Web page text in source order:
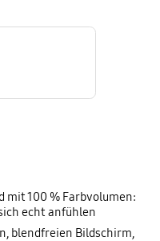
mit 100 % Farbvolumen:
echt anfühlen
blendfreien Bildschirm,